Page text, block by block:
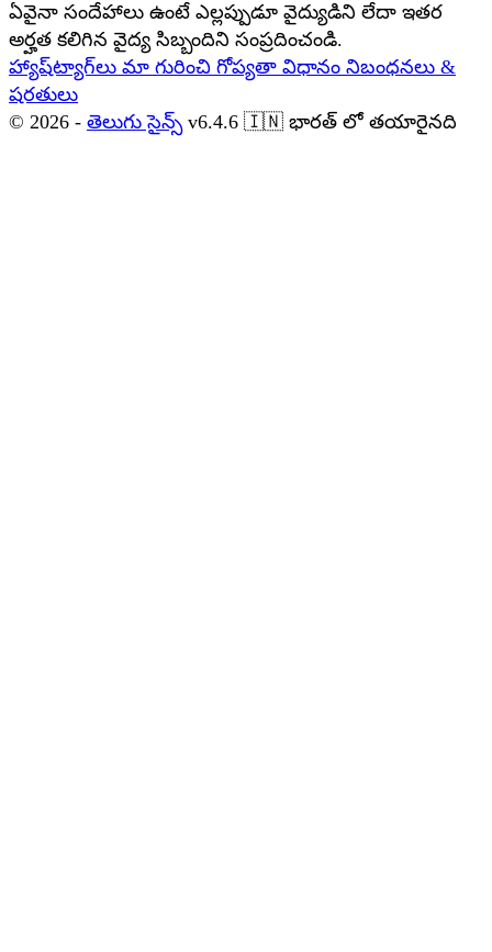
ఏవైనా సందేహాలు ఉంటే ఎల్లప్పుడూ వైద్యుడిని లేదా ఇతర
అర్హత కలిగిన వైద్య సిబ్బందిని సంప్రదించండి.
హ్యాష్‌ట్యాగ్‌లు మా గురించి గోప్యతా విధానం నిబంధనలు &
షరతులు
© 2026 - తెలుగు సైన్స్ v6.4.6 🇮🇳 భారత్ లో తయారైనది